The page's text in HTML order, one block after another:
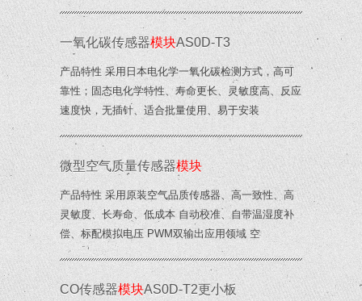
一氧化碳传感器模块AS0D-T3
产品特性 采用日本电化学一氧化碳检测方式，高可
靠性；固态电化学特性、寿命更长、灵敏度高、反应
速度快，无插针、适合批量使用、易于安装
微型空气质量传感器模块
产品特性 采用原装空气品质传感器、高一致性、高
灵敏度、长寿命、低成本 自动校准、自带温湿度补
偿、标配模拟电压 PWM双输出应用领域 空
CO传感器模块AS0D-T2更小板